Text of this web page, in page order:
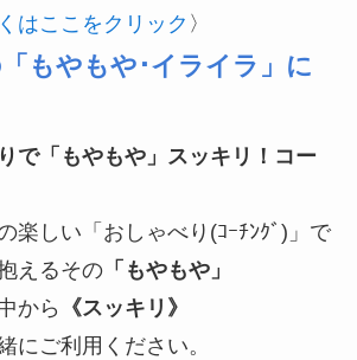
はここをクリック 〉
もやもや･イライラ」に
で「もやもや」スッキリ！コー
い「おしゃべり(ｺｰﾁﾝｸﾞ)」で
るその「もやもや」
ら
《スッキリ》
利用ください。